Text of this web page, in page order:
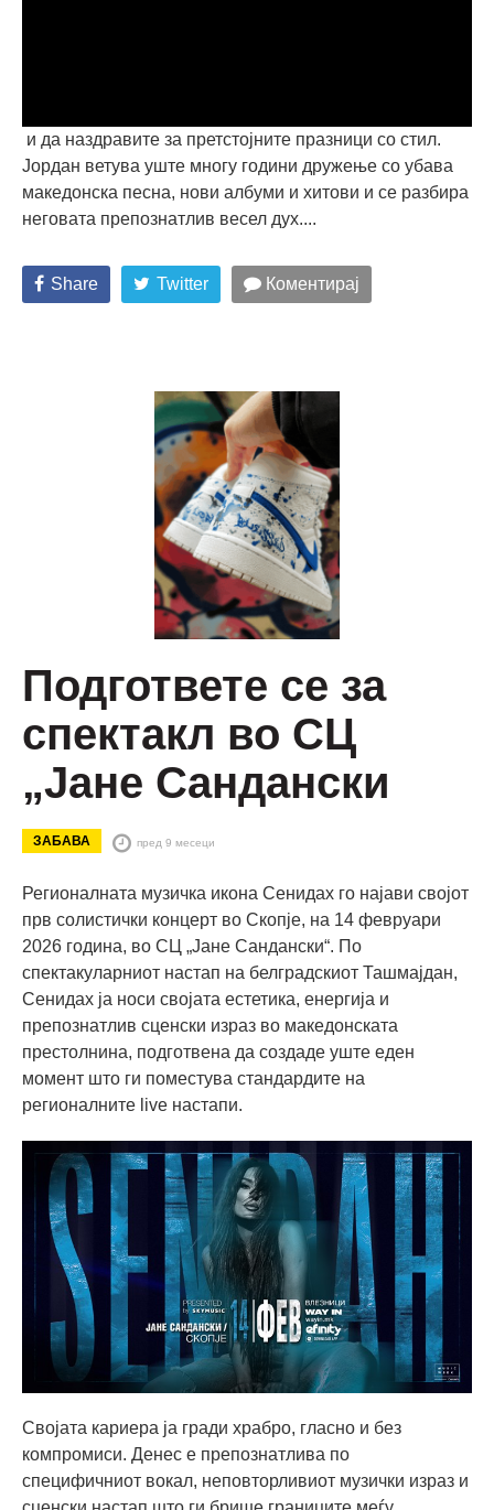
и да наздравите за претстојните празници со стил.
Јордан ветува уште многу години дружење со убава
македонска песна, нови албуми и хитови и се разбира
неговата препознатлив весел дух....
Share Twitter Коментирај
Подгответе се за
спектакл во СЦ
„Јане Сандански
ЗАБАВА пред 9 месеци
Регионалната музичка икона Сенидах го најави својот
прв солистички концерт во Скопје, на 14 февруари
2026 година, во СЦ „Јане Сандански“. По
спектакуларниот настап на белградскиот Ташмајдан,
Сенидах ја носи својата естетика, енергија и
препознатлив сценски израз во македонската
престолнина, подготвена да создаде уште еден
момент што ги поместува стандардите на
регионалните live настапи.
Својата кариера ја гради храбро, гласно и без
компромиси. Денес е препознатлива по
специфичниот вокал, неповторливиот музички израз и